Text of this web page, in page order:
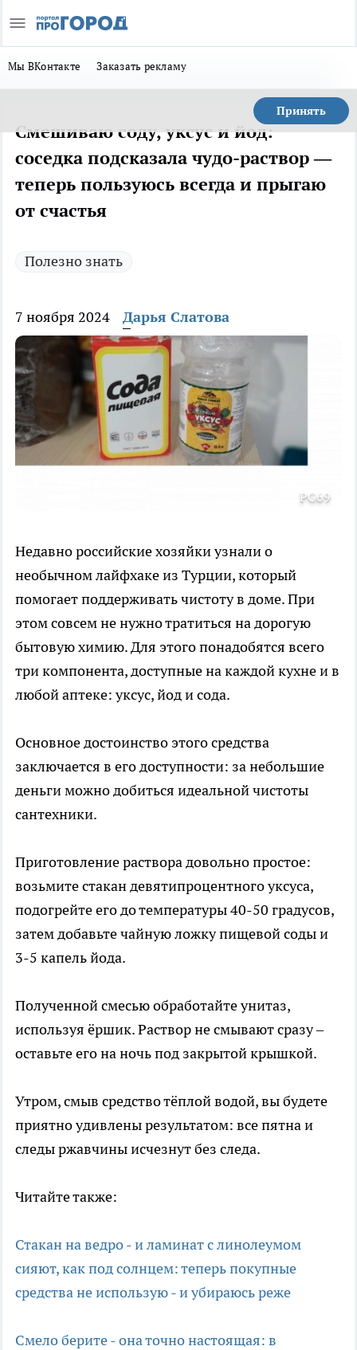
Мы ВКонтакте Заказать рекламу
Принять
Смешиваю соду, уксус и йод:
соседка подсказала чудо-раствор —
теперь пользуюсь всегда и прыгаю
от счастья
Полезно знать
7 ноября 2024 Дарья Слатова
PG69
Недавно российские хозяйки узнали о
необычном лайфхаке из Турции, который
помогает поддерживать чистоту в доме. При
этом совсем не нужно тратиться на дорогую
бытовую химию. Для этого понадобятся всего
три компонента, доступные на каждой кухне и в
любой аптеке: уксус, йод и сода.
Основное достоинство этого средства
заключается в его доступности: за небольшие
деньги можно добиться идеальной чистоты
сантехники.
Приготовление раствора довольно простое:
возьмите стакан девятипроцентного уксуса,
подогрейте его до температуры 40-50 градусов,
затем добавьте чайную ложку пищевой соды и
3-5 капель йода.
Полученной смесью обработайте унитаз,
используя ёршик. Раствор не смывают сразу –
оставьте его на ночь под закрытой крышкой.
Утром, смыв средство тёплой водой, вы будете
приятно удивлены результатом: все пятна и
следы ржавчины исчезнут без следа.
Читайте также:
Стакан на ведро - и ламинат с линолеумом
сияют, как под солнцем: теперь покупные
средства не использую - и убираюсь реже
Смело берите - она точно настоящая: в